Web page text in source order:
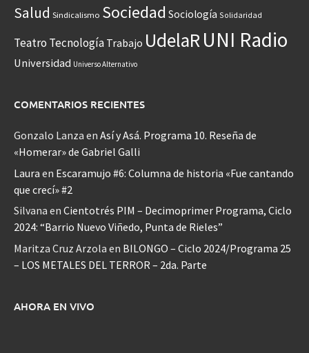
Salud Sindicalismo Sociedad Sociología Solidaridad
Teatro Tecnología Trabajo UdelaRUNI Radio
Universidad Universo Alternativo
COMENTARIOS RECIENTES
Gonzalo Lanza en Así y Asá. Programa 10. Reseña de
«Homerar» de Gabriel Galli
Laura en Escaramujo #6: Columna de historia «Fue cantando
que crecí» #2
Silvana en Cientotrés PIM – Decimoprimer Programa, Ciclo
2024: “Barrio Nuevo Viñedo, Punta de Rieles”
Maritza Cruz Arzola en BILONGO – Ciclo 2024/Programa 25
– LOS METALES DEL TERROR – 2da. Parte
AHORA EN VIVO